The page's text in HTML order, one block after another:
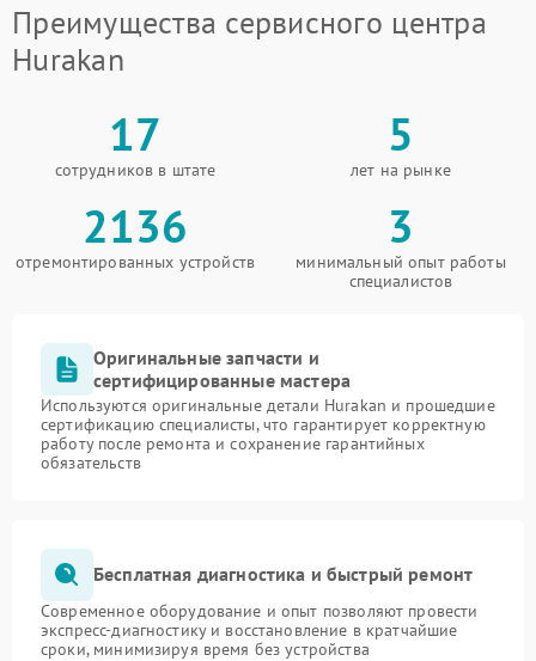
Преимущества сервисного центра
Hurakan
17
сотрудников в штате
5
лет на рынке
2136
отремонтированных устройств
3
минимальный опыт работы
специалистов
Оригинальные запчасти и
сертифицированные мастера
Используются оригинальные детали Hurakan и прошедшие
сертификацию специалисты, что гарантирует корректную
работу после ремонта и сохранение гарантийных
обязательств
Бесплатная диагностика и быстрый ремонт
Современное оборудование и опыт позволяют провести
экспресс-диагностику и восстановление в кратчайшие
сроки, минимизируя время без устройства